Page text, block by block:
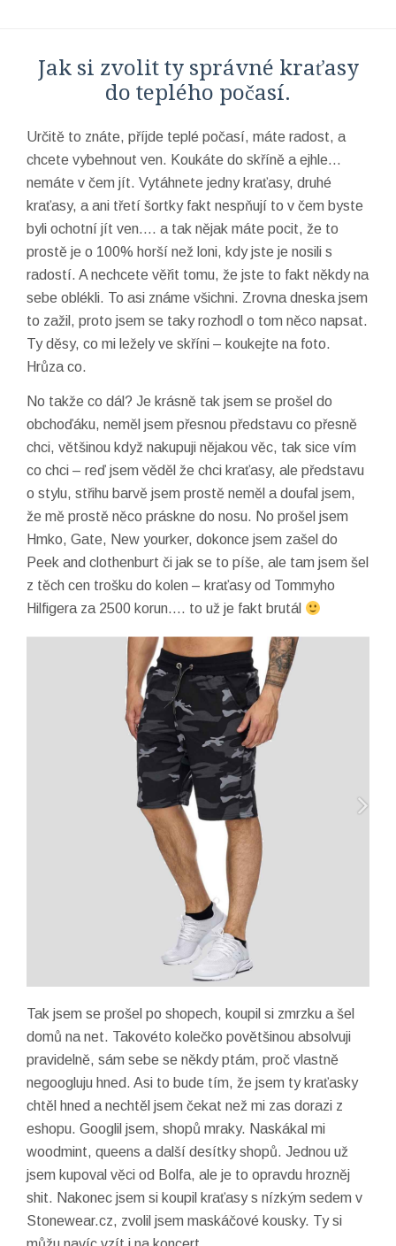
Jak si zvolit ty správné kraťasy
do teplého počasí.
Určitě to znáte, příjde teplé počasí, máte radost, a
chcete vybehnout ven. Koukáte do skříně a ejhle…
nemáte v čem jít. Vytáhnete jedny kraťasy, druhé
kraťasy, a ani třetí šortky fakt nespňují to v čem byste
byli ochotní jít ven…. a tak nějak máte pocit, že to
prostě je o 100% horší než loni, kdy jste je nosili s
radostí. A nechcete věřit tomu, že jste to fakt někdy na
sebe oblékli. To asi známe všichni. Zrovna dneska jsem
to zažil, proto jsem se taky rozhodl o tom něco napsat.
Ty děsy, co mi ležely ve skříni – koukejte na foto.
Hrůza co.
No takže co dál? Je krásně tak jsem se prošel do
obchoďáku, neměl jsem přesnou představu co přesně
chci, většinou když nakupuji nějakou věc, tak sice vím
co chci – reď jsem věděl že chci kraťasy, ale představu
o stylu, střihu barvě jsem prostě neměl a doufal jsem,
že mě prostě něco práskne do nosu. No prošel jsem
Hmko, Gate, New yourker, dokonce jsem zašel do
Peek and clothenburt či jak se to píše, ale tam jsem šel
z těch cen trošku do kolen – kraťasy od Tommyho
Hilfigera za 2500 korun…. to už je fakt brutál
Tak jsem se prošel po shopech, koupil si zmrzku a šel
domů na net. Takovéto kolečko povětšinou absolvuji
pravidelně, sám sebe se někdy ptám, proč vlastně
negoogluju hned. Asi to bude tím, že jsem ty kraťasky
chtěl hned a nechtěl jsem čekat než mi zas dorazi z
eshopu. Googlil jsem, shopů mraky. Naskákal mi
woodmint, queens a další desítky shopů. Jednou už
jsem kupoval věci od Bolfa, ale je to opravdu hrozněj
shit. Nakonec jsem si koupil kraťasy s nízkým sedem v
Stonewear.cz, zvolil jsem maskáčové kousky. Ty si